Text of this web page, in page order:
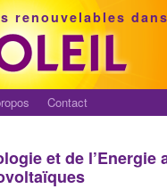
renouvelables
Contact
et de